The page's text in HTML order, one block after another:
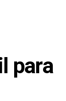
para